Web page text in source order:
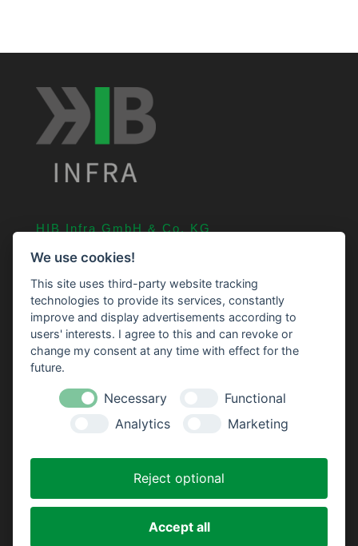
HIB Infra GmbH & Co. KG
An der Straßenmeisterei 11
04326 75 239 0
info@HIB-Infra.de
Navigation
Das Unternehmen
Datenschutzerklärung
We use cookies!
This site uses third-party website tracking
technologies to provide its services, constantly
improve and display advertisements according to
users' interests. I agree to this and can revoke or
change my consent at any time with effect for the
future.
Necessary
Functional
Analytics
Marketing
Reject optional
Accept all